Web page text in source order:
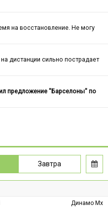
на восстановление. Не могу
дистанции сильно пострадает
предложение "Барселоны" по
Завтра
Динамо Мх